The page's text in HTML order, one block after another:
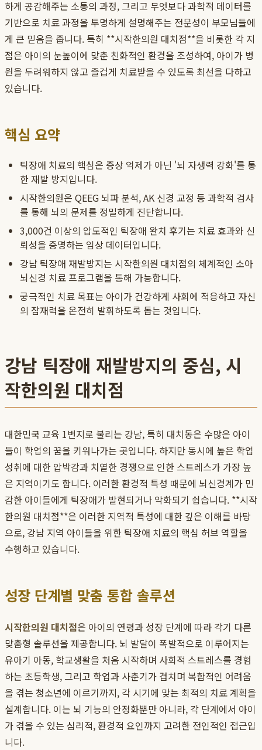
하게 공감해주는 소통의 과정, 그리고 무엇보다 과학적 데이터를
기반으로 치료 과정을 투명하게 설명해주는 전문성이 부모님들에
게 큰 믿음을 줍니다. 특히 **시작한의원 대치점**을 비롯한 각 지
점은 아이의 눈높이에 맞춘 친화적인 환경을 조성하여, 아이가 병
원을 두려워하지 않고 즐겁게 치료받을 수 있도록 최선을 다하고
있습니다.
핵심 요약
틱장애 치료의 핵심은 증상 억제가 아닌 '뇌 자생력 강화'를 통
한 재발 방지입니다.
시작한의원은 QEEG 뇌파 분석, AK 신경 교정 등 과학적 검사
를 통해 뇌의 문제를 정밀하게 진단합니다.
3,000건 이상의 압도적인 틱장애 완치 후기는 치료 효과와 신
뢰성을 증명하는 임상 데이터입니다.
강남 틱장애 재발방지는 시작한의원 대치점의 체계적인 소아
뇌신경 치료 프로그램을 통해 가능합니다.
궁극적인 치료 목표는 아이가 건강하게 사회에 적응하고 자신
의 잠재력을 온전히 발휘하도록 돕는 것입니다.
강남 틱장애 재발방지의 중심, 시
작한의원 대치점
대한민국 교육 1번지로 불리는 강남, 특히 대치동은 수많은 아이
들이 학업의 꿈을 키워나가는 곳입니다. 하지만 동시에 높은 학업
성취에 대한 압박감과 치열한 경쟁으로 인한 스트레스가 가장 높
은 지역이기도 합니다. 이러한 환경적 특성 때문에 뇌신경계가 민
감한 아이들에게 틱장애가 발현되거나 악화되기 쉽습니다. **시작
한의원 대치점**은 이러한 지역적 특성에 대한 깊은 이해를 바탕
으로, 강남 지역 아이들을 위한 틱장애 치료의 핵심 허브 역할을
수행하고 있습니다.
성장 단계별 맞춤 통합 솔루션
시작한의원 대치점은 아이의 연령과 성장 단계에 따라 각기 다른
맞춤형 솔루션을 제공합니다. 뇌 발달이 폭발적으로 이루어지는
유아기 아동, 학교생활을 처음 시작하며 사회적 스트레스를 경험
하는 초등학생, 그리고 학업과 사춘기가 겹치며 복합적인 어려움
을 겪는 청소년에 이르기까지, 각 시기에 맞는 최적의 치료 계획을
설계합니다. 이는 뇌 기능의 안정화뿐만 아니라, 각 단계에서 아이
가 겪을 수 있는 심리적, 환경적 요인까지 고려한 전인적인 접근입
니다.